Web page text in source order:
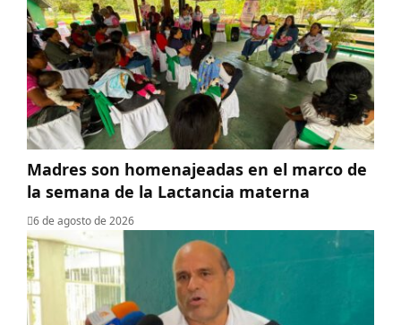
Madres son homenajeadas en el marco de
la semana de la Lactancia materna
6 de agosto de 2026